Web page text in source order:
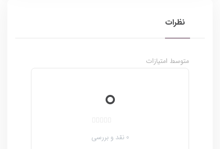
نظرات
متوسط امتیازات
0
د
0 نقد و بررسی